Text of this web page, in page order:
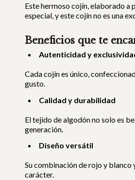
Este hermoso cojín, elaborado a
especial, y este cojín no es una
Beneficios que te
Autenticidad y
Cada cojín es único,
gusto.
Calidad y durabilidad
El tejido de algodón no solo es
generación.
Diseño versátil
Su combinación de rojo y blanco
carácter.